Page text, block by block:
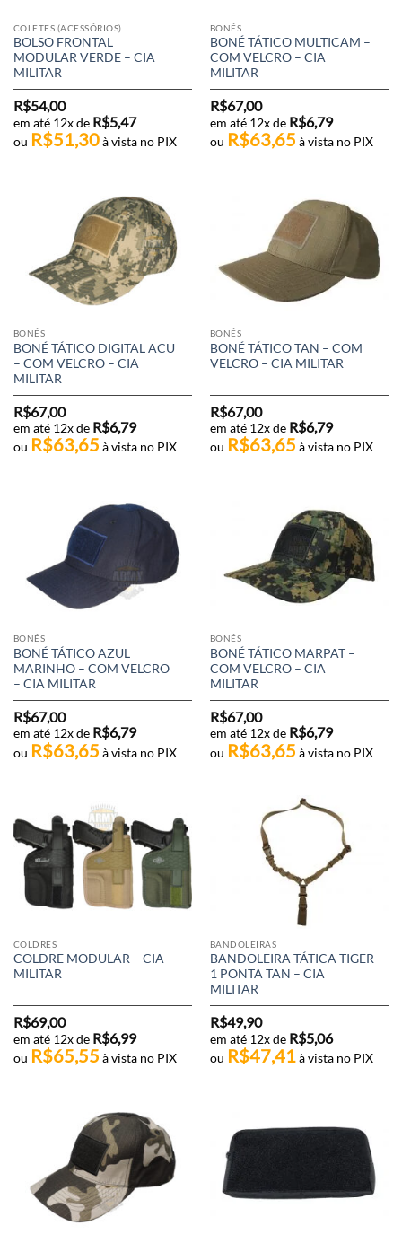
COLETES (ACESSÓRIOS)
BOLSO FRONTAL
MODULAR VERDE – CIA
MILITAR
R$54,00
em até 12x de R$5,47
ou R$51,30 à vista no PIX
BONÉS
BONÉ TÁTICO MULTICAM –
COM VELCRO – CIA
MILITAR
R$67,00
em até 12x de R$6,79
ou R$63,65 à vista no PIX
BONÉS
BONÉ TÁTICO DIGITAL ACU
– COM VELCRO – CIA
MILITAR
R$67,00
em até 12x de R$6,79
ou R$63,65 à vista no PIX
BONÉS
BONÉ TÁTICO TAN – COM
VELCRO – CIA MILITAR
R$67,00
em até 12x de R$6,79
ou R$63,65 à vista no PIX
BONÉS
BONÉ TÁTICO AZUL
MARINHO – COM VELCRO
– CIA MILITAR
R$67,00
em até 12x de R$6,79
ou R$63,65 à vista no PIX
BONÉS
BONÉ TÁTICO MARPAT –
COM VELCRO – CIA
MILITAR
R$67,00
em até 12x de R$6,79
ou R$63,65 à vista no PIX
COLDRES
COLDRE MODULAR – CIA
MILITAR
R$69,00
em até 12x de R$6,99
ou R$65,55 à vista no PIX
BANDOLEIRAS
BANDOLEIRA TÁTICA TIGER
1 PONTA TAN – CIA
MILITAR
R$49,90
em até 12x de R$5,06
ou R$47,41 à vista no PIX